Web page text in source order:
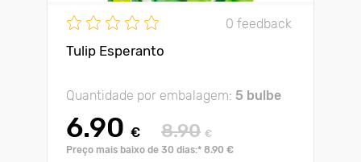
0 feedback
Tulip Esperanto
Quantidade por embalagem: 5 bulbe
6.90 € 8.90 €
Preço mais baixo de 30 dias:* 8.90 €